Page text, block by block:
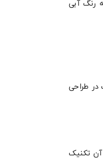
رنگ آبی
در طراحی
تکنیک